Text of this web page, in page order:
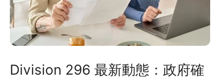
Division 296 最新動態：政府確